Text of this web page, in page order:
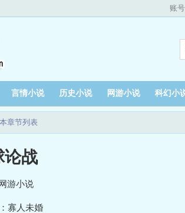
账号
言情小说 历史小说 网游小说 科幻小
章节列表
论战
游小说
寡人未婚